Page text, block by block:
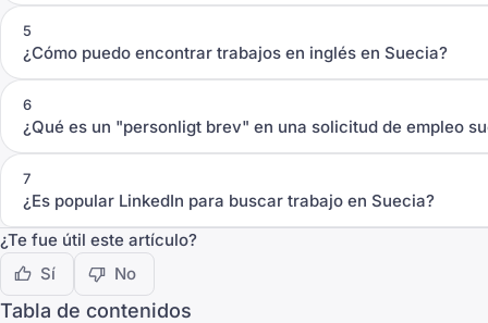
5
¿Cómo puedo encontrar trabajos en inglés en Suecia?
6
¿Qué es un "personligt brev" en una solicitud de empleo
7
¿Es popular LinkedIn para buscar trabajo en Suecia?
¿Te fue útil este artículo?
Sí
No
Tabla de contenidos